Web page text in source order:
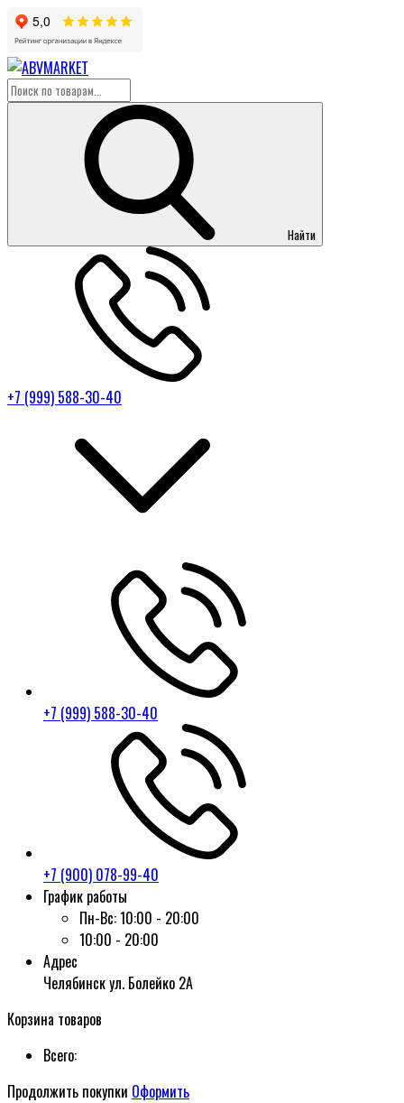
Найти
+7 (999) 588-30-40
+7 (999) 588-30-40
+7 (900) 078-99-40
График работы
Пн-Вс:10:00 - 20:00
10:00 - 20:00
Адрес
Челябинск ул. Болейко 2А
Корзина товаров
Всего:
Продолжить покупки Оформить